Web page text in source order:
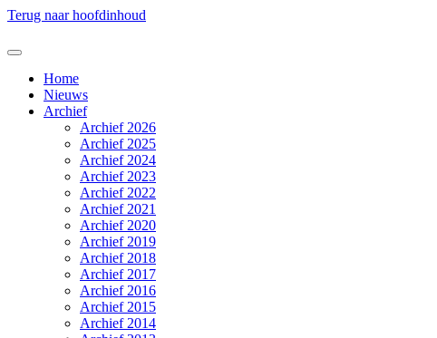
Terug naar hoofdinhoud
Home
Nieuws
Archief
Archief 2026
Archief 2025
Archief 2024
Archief 2023
Archief 2022
Archief 2021
Archief 2020
Archief 2019
Archief 2018
Archief 2017
Archief 2016
Archief 2015
Archief 2014